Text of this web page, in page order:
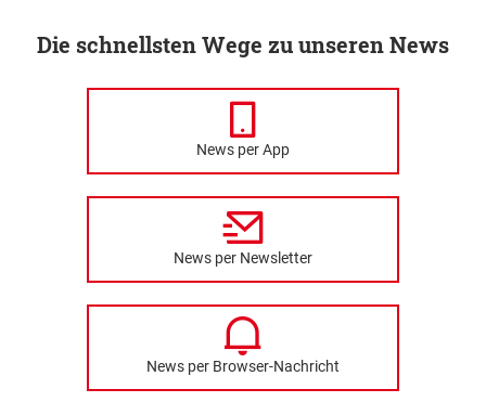
Die schnellsten Wege zu unseren News
News per App
News per Newsletter
News per Browser-Nachricht